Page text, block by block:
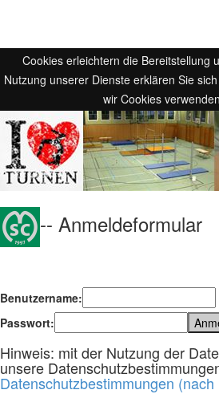
Cookies erleichtern die Bereitstellung
Nutzung unserer Dienste erklären Sie
wir Cookies
-- Anmeldeformular
Benutzername:
Passwort:
Hinweis: mit der Nutzung der
unsere
Datenschutzbestimmungen (nach